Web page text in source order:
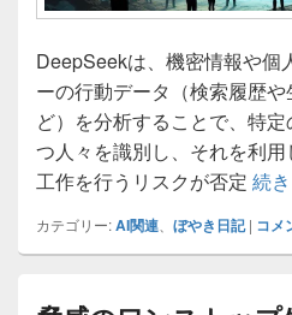
DeepSeekは、機密情報や個
ーの行動データ（検索履歴
ど）を分析することで、特
つ人々を識別し、それを利
工作を行うリスクが否定 続
カテゴリー:AI関連 ぼやき日記 | コメ